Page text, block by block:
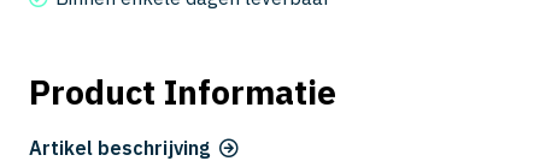
Product Informatie
Artikel beschrijving